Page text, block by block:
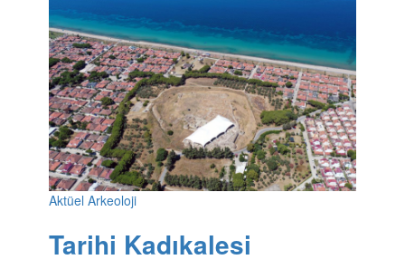
Aktüel Arkeoloji
Tarihi Kadıkalesi